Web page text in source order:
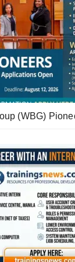
(WBG)